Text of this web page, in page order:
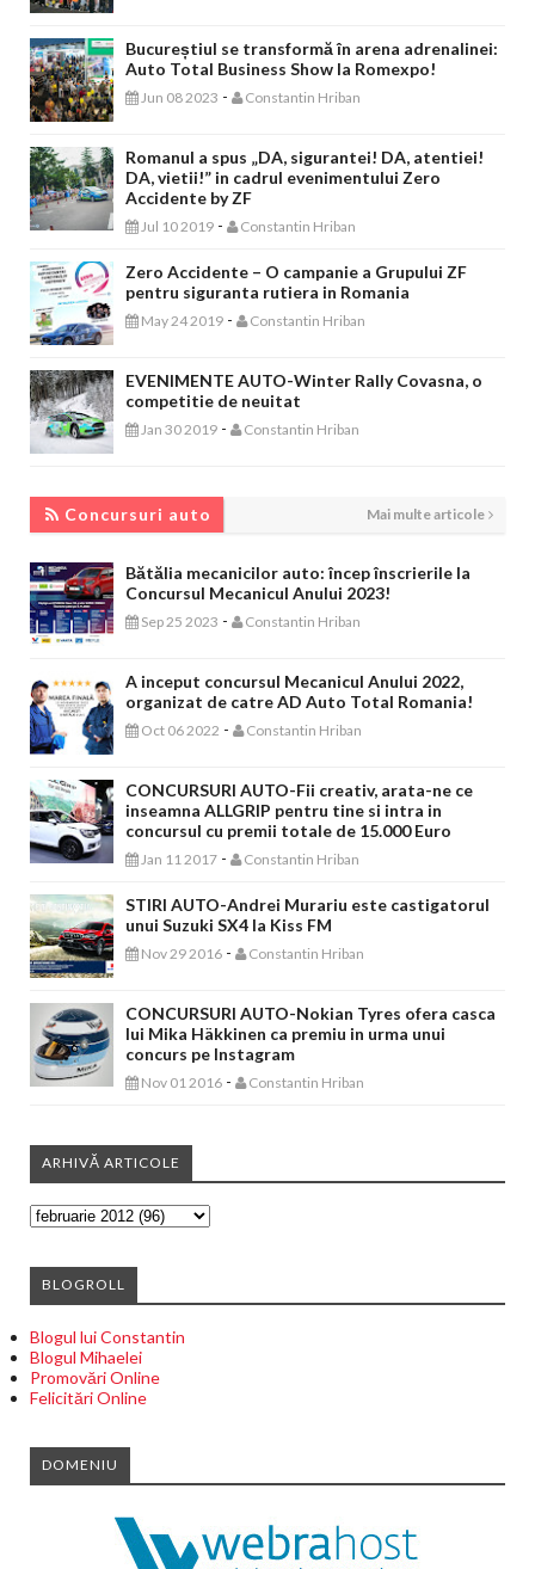
Bucureștiul se transformă în arena adrenalinei:
Auto Total Business Show la Romexpo!
Jun 08 2023 - Constantin Hriban
Romanul a spus „DA, sigurantei! DA, atentiei!
DA, vietii!” in cadrul evenimentului Zero
Accidente by ZF
Jul 10 2019 - Constantin Hriban
Zero Accidente – O campanie a Grupului ZF
pentru siguranta rutiera in Romania
May 24 2019 - Constantin Hriban
EVENIMENTE AUTO-Winter Rally Covasna, o
competitie de neuitat
Jan 30 2019 - Constantin Hriban
Concursuri auto Mai multe articole
Bătălia mecanicilor auto: încep înscrierile la
Concursul Mecanicul Anului 2023!
Sep 25 2023 - Constantin Hriban
A inceput concursul Mecanicul Anului 2022,
organizat de catre AD Auto Total Romania!
Oct 06 2022 - Constantin Hriban
CONCURSURI AUTO-Fii creativ, arata-ne ce
inseamna ALLGRIP pentru tine si intra in
concursul cu premii totale de 15.000 Euro
Jan 11 2017 - Constantin Hriban
STIRI AUTO-Andrei Murariu este castigatorul
unui Suzuki SX4 la Kiss FM
Nov 29 2016 - Constantin Hriban
CONCURSURI AUTO-Nokian Tyres ofera casca
lui Mika Häkkinen ca premiu in urma unui
concurs pe Instagram
Nov 01 2016 - Constantin Hriban
ARHIVĂ ARTICOLE
BLOGROLL
Blogul lui Constantin
Blogul Mihaelei
Promovări Online
Felicitări Online
DOMENIU